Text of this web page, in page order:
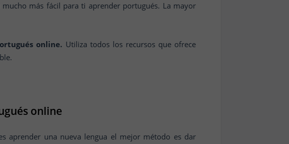
más fácil para ti aprender portugués. La mayor
online. Utiliza todos los recursos que ofrece
online
aprender una nueva lengua el mejor método es dar